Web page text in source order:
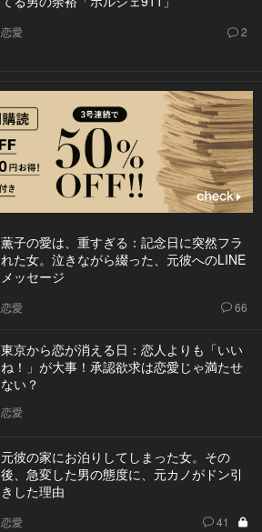
恋愛 2
薫子の愛は、重すぎる：記念日に突然フラ
れた女。泣きながら綴った、元彼へのLINE
メッセージ
恋愛 66
東京から恋が消える日：恋人よりも「いい
ね！」が大事！承認欲求は恋愛じゃ満たせ
ない？
恋愛
元彼の家にお泊りしてしまった女。その
後、急変した男の態度に、元カノがドン引
きした理由
恋愛 41